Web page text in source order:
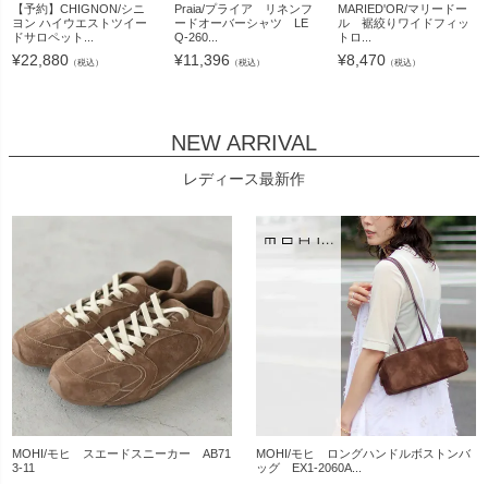
【予約】CHIGNON/シニ
ヨン ハイウエストツイー
ドサロペット...
¥22,880 （税込）
Praia/プライア リネンフ
ードオーバーシャツ LE
Q-260...
¥11,396 （税込）
MARIED'OR/マリードー
ル 裾絞りワイドフィッ
トロ...
¥8,470（税込）
NEW ARRIVAL
レディース最新作
MOHI/モヒ スエードスニーカー AB71
3-11
MOHI/モヒ ロングハンドルボストンバ
ッグ EX1-2060A...